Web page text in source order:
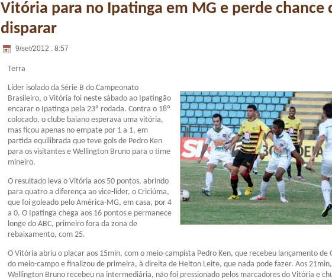
Vitória para no Ipatinga em MG e perde chance
disparar
9/set/2012 . 8:57
Terra
Líder isolado da Série B do Campeonato
Brasileiro, o Vitória foi neste sábado ao Ipatingão
encarar o Ipatinga pela 23ª rodada. Contra o 18º
colocado, o clube baiano esperava uma vitória,
mas ficou apenas no empate por 1 a 1, em
partida equilibrada que teve gols de Pedro Ken
para os visitantes e Wellington Bruno para o time
mineiro.
O resultado leva o Vitória aos 50 pontos, abrindo
para quatro a diferença ao vice-líder, o Criciúma,
que foi goleado pelo América-MG, em casa, por 4
a 0. O Ipatinga chega aos 16 pontos e permanece
longe do ABC, primeiro fora da zona de
rebaixamento, com 25.
O Vitória abriu o placar aos 15min, com o meio-campista Pedro Ken, que recebeu lançamento de
do meio-campo e finalizou de primeira, à direita de Helton Leite, que nada pode fazer. Aos 21min,
Wellington Bruno recebeu na intermediária, não foi pressionado pelos marcadores do Vitória e